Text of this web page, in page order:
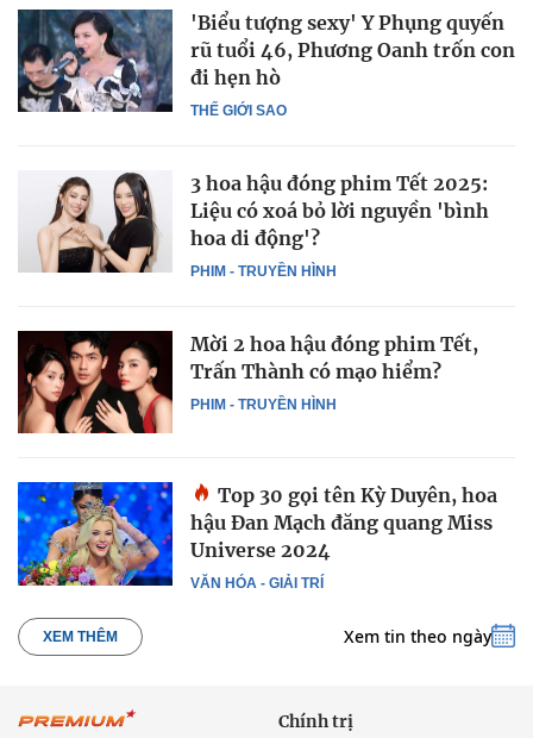
THẾ GIỚI SAO
'Biểu tượng sexy' Y Phụng quyến
rũ tuổi 46, Phương Oanh trốn con
đi hẹn hò
PHIM - TRUYỀN HÌNH
3 hoa hậu đóng phim Tết 2025:
Liệu có xoá bỏ lời nguyền 'bình
hoa di động'?
PHIM - TRUYỀN HÌNH
Mời 2 hoa hậu đóng phim Tết,
Trấn Thành có mạo hiểm?
VĂN HÓA - GIẢI TRÍ
Top 30 gọi tên Kỳ Duyên, hoa
hậu Đan Mạch đăng quang Miss
Universe 2024
XEM THÊM Xem tin theo ngày
Chính trị